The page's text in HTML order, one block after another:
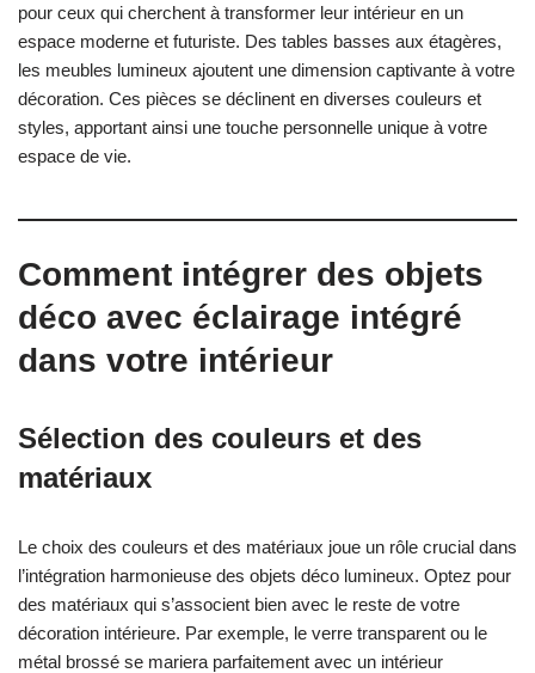
pour ceux qui cherchent à transformer leur intérieur en un
espace moderne et futuriste. Des tables basses aux étagères,
les meubles lumineux ajoutent une dimension captivante à votre
décoration. Ces pièces se déclinent en diverses couleurs et
styles, apportant ainsi une touche personnelle unique à votre
espace de vie.
Comment intégrer des objets
déco avec éclairage intégré
dans votre intérieur
Sélection des couleurs et des
matériaux
Le choix des couleurs et des matériaux joue un rôle crucial dans
l’intégration harmonieuse des objets déco lumineux. Optez pour
des matériaux qui s’associent bien avec le reste de votre
décoration intérieure. Par exemple, le verre transparent ou le
métal brossé se mariera parfaitement avec un intérieur